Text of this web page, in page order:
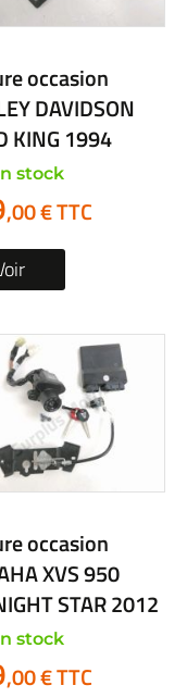
occasion
DAVIDSON
KING 1994
stock
,00 € TTC
occasion
XVS 950
STAR 2012
stock
,00 € TTC